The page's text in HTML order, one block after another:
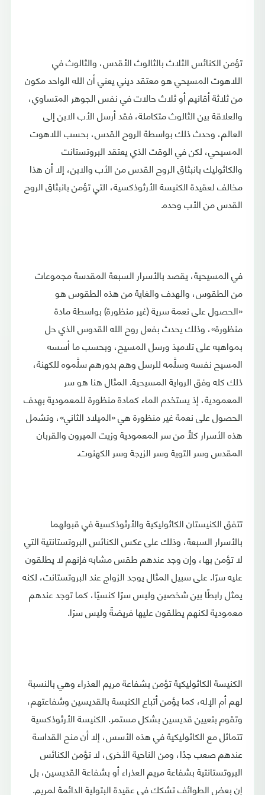
تؤمن الكنائس الثلاث بالثالوث الأقدس، والثالوث في
اللاهوت المسيحي هو معتقد ديني يعني أن الله الواحد مكون
من ثلاثة أقانيم أو ثلاث حالات في نفس الجوهر المتساوي،
والعلاقة بين الثالوث متكاملة، فقد أرسل الأب الابن إلى
العالم، وحدث ذلك بواسطة الروح القدس، بحسب اللاهوت
المسيحي، لكن في الوقت الذي يعتقد البروتستانت
والكاثوليك بانبثاق الروح القدس من الأب والابن، إلا أن هذا
مخالف لعقيدة الكنيسة الأرثوذكسية، التي تؤمن بانبثاق الروح
القدس من الأب وحده.
في المسيحية، يقصد بالأسرار السبعة المقدسة مجموعات
من الطقوس، والهدف والغاية من هذه الطقوس هو
«الحصول على نعمة سرية (غير منظورة) بواسطة مادة
منظورة»، وذلك يحدث بفعل روح الله القدوس الذي حل
بمواهبه على تلاميذ ورسل المسيح، وبحسب ما أسسه
المسيح نفسه وسلَّمه للرسل وهم بدورهم سلَّموه للكهنة،
ذلك كله وفق الرواية المسيحية. المثال هنا هو سر
المعمودية، إذ يستخدم الماء كمادة منظورة للمعمودية بهدف
الحصول على نعمة غير منظورة هي «الميلاد الثاني»، وتشمل
هذه الأسرار كلًّا من سر المعمودية وزيت الميرون والقربان
المقدس وسر التوية وسر الزيجة وسر الكهنوت.
تتفق الكنيستان الكاثوليكية والأرثوذكسية في قبولهما
بالأسرار السبعة، وذلك على عكس الكنائس البروتستانتية التي
لا تؤمن بها، وإن وجد عندهم طقس مشابه فإنهم لا يطلقون
عليه سرًا. على سبيل المثال يوجد الزواج عند البروتستانت، لكنه
يمثل رابطًا بين شخصين وليس سرًا كنسيًا، كما توجد عندهم
معمودية لكنهم يطلقون عليها فريضةً وليس سرًا.
الكنيسة الكاثوليكية تؤمن بشفاعة مريم العذراء وهي بالنسبة
لهم أم الإله، كما يؤمن أتباع الكنيسة بالقديسين وشفاعتهم،
وتقوم بتعيين قديسين بشكل مستمر. الكنيسة الأرثوذكسية
تتماثل مع الكاثوليكية في هذه الأسس، إلا أن منح القداسة
عندهم صعب جدًا، ومن الناحية الأخرى، لا تؤمن الكنائس
البروتستانتية بشفاعة مريم العذراء أو بشفاعة القديسين، بل
إن بعض الطوائف تشكك في عقيدة البتولية الدائمة لمريم.